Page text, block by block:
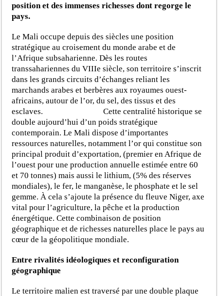
position et des immenses richesses dont regorge le
pays.
Le Mali occupe depuis des siècles une position
stratégique au croisement du monde arabe et de
l’Afrique subsaharienne. Dès les routes
transsahariennes du VIIIe siècle, son territoire s’inscrit
dans les grands circuits d’échanges reliant les
marchands arabes et berbères aux royaumes ouest-
africains, autour de l’or, du sel, des tissus et des
esclaves. Cette centralité historique se
double aujourd’hui d’un poids stratégique
contemporain. Le Mali dispose d’importantes
ressources naturelles, notamment l’or qui constitue son
principal produit d’exportation, (premier en Afrique de
l’ouest pour une production annuelle estimée entre 60
et 70 tonnes) mais aussi le lithium, (5% des réserves
mondiales), le fer, le manganèse, le phosphate et le sel
gemme. À cela s’ajoute la présence du fleuve Niger, axe
vital pour l’agriculture, la pêche et la production
énergétique. Cette combinaison de position
géographique et de richesses naturelles place le pays au
cœur de la géopolitique mondiale.
Entre rivalités idéologiques et reconfiguration
géographique
Le territoire malien est traversé par une double plaque